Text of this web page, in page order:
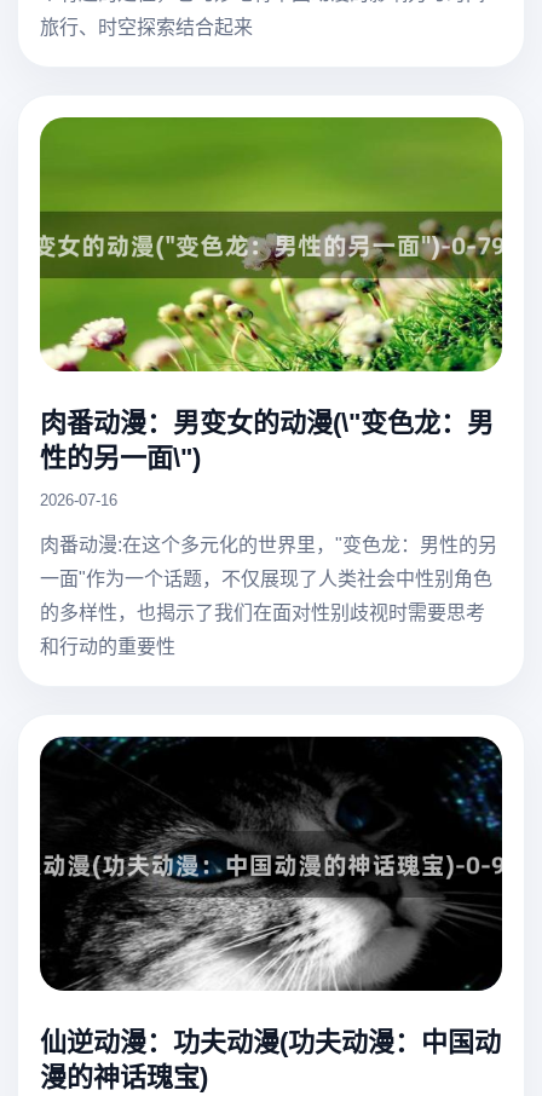
旅行、时空探索结合起来
肉番动漫：男变女的动漫(\"变色龙：男
性的另一面\")
2026-07-16
肉番动漫:在这个多元化的世界里，"变色龙：男性的另
一面"作为一个话题，不仅展现了人类社会中性别角色
的多样性，也揭示了我们在面对性别歧视时需要思考
和行动的重要性
仙逆动漫：功夫动漫(功夫动漫：中国动
漫的神话瑰宝)